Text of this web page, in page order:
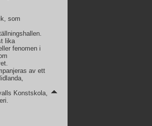
som
lika
fenomen i
av ett
Konstskola,